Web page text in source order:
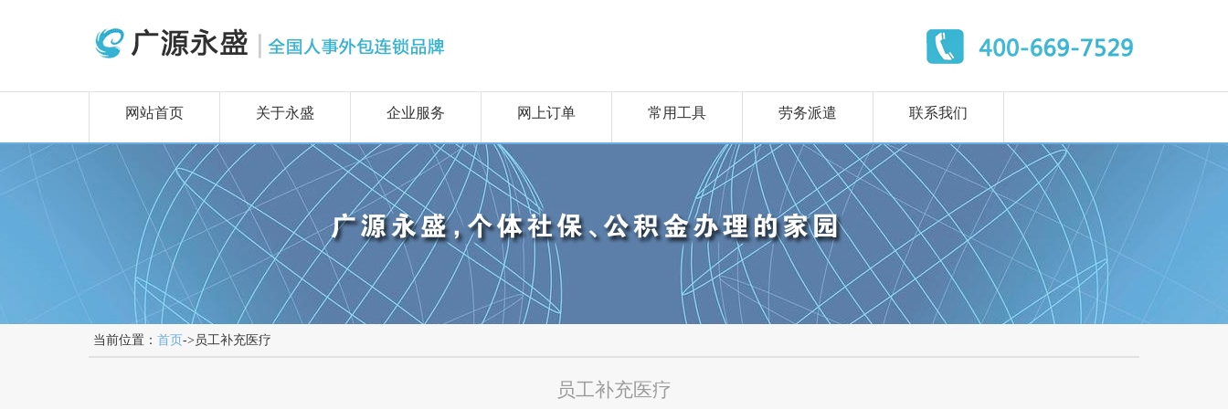
网站首页 关于永盛 企业服务 网上订单 常用工具 劳务派遣 联系我们
当前位置： 首页 ->员工补充医疗
员工补充医疗